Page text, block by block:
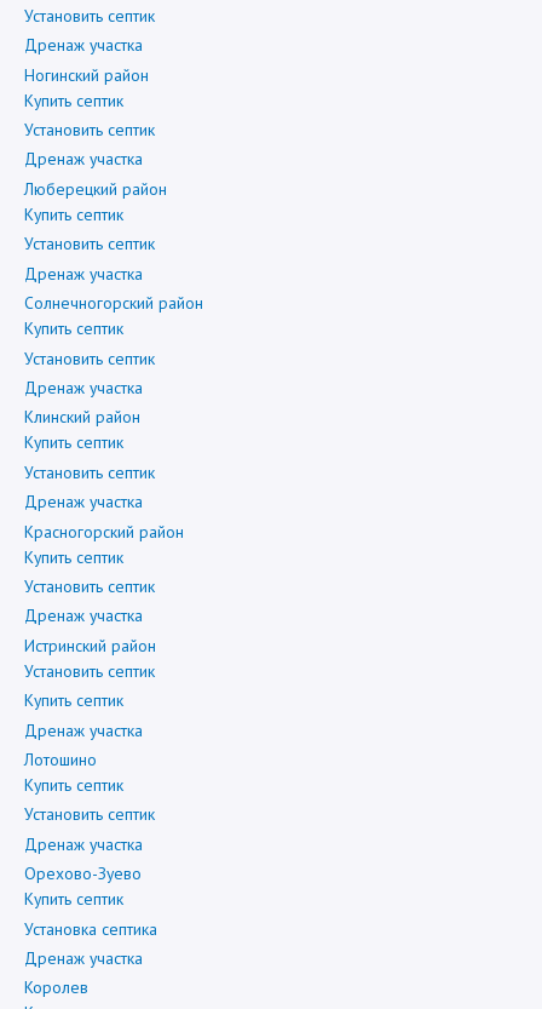
Установить септик
Дренаж участка
Ногинский район
Купить септик
Установить септик
Дренаж участка
Люберецкий район
Купить септик
Установить септик
Дренаж участка
Солнечногорский район
Купить септик
Установить септик
Дренаж участка
Клинский район
Купить септик
Установить септик
Дренаж участка
Красногорский район
Купить септик
Установить септик
Дренаж участка
Истринский район
Установить септик
Купить септик
Дренаж участка
Лотошино
Купить септик
Установить септик
Дренаж участка
Орехово-Зуево
Купить септик
Установка септика
Дренаж участка
Королев